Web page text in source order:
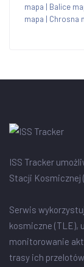
mapa | Balice
mapa | Chrosna
ISS Tracker
Stacji Kosmicznej
Serwis
kosmiczne (TLE),
monitorowanie
trasy ich